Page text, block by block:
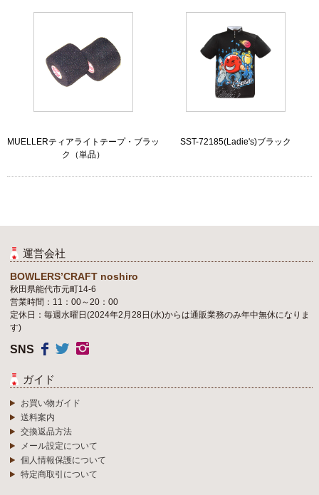
MUELLERティアライトテープ・ブラッ
ク（単品）
SST-72185(Ladie's)ブラック
運営会社
BOWLERS’CRAFT noshiro
秋田県能代市元町14-6
営業時間：11：00～20：00
定休日：毎週水曜日(2024年2月28日(水)からは通販業務のみ年中無休になりま
す)
SNS
ガイド
お買い物ガイド
送料案内
交換返品方法
メール設定について
個人情報保護について
特定商取引について